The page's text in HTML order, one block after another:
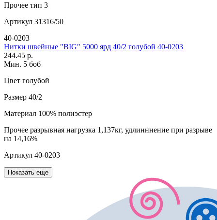
Прочее тип 3
Артикул 31316/50
40-0203
Нитки швейные "BIG" 5000 ярд 40/2 голубой 40-0203
244.45 р.
Мин. 5 боб
Цвет голубой
Размер 40/2
Материал 100% полиэстер
Прочее разрывная нагрузка 1,137кг, удлинннение при разрыве
на 14,16%
Артикул 40-0203
Показать еще